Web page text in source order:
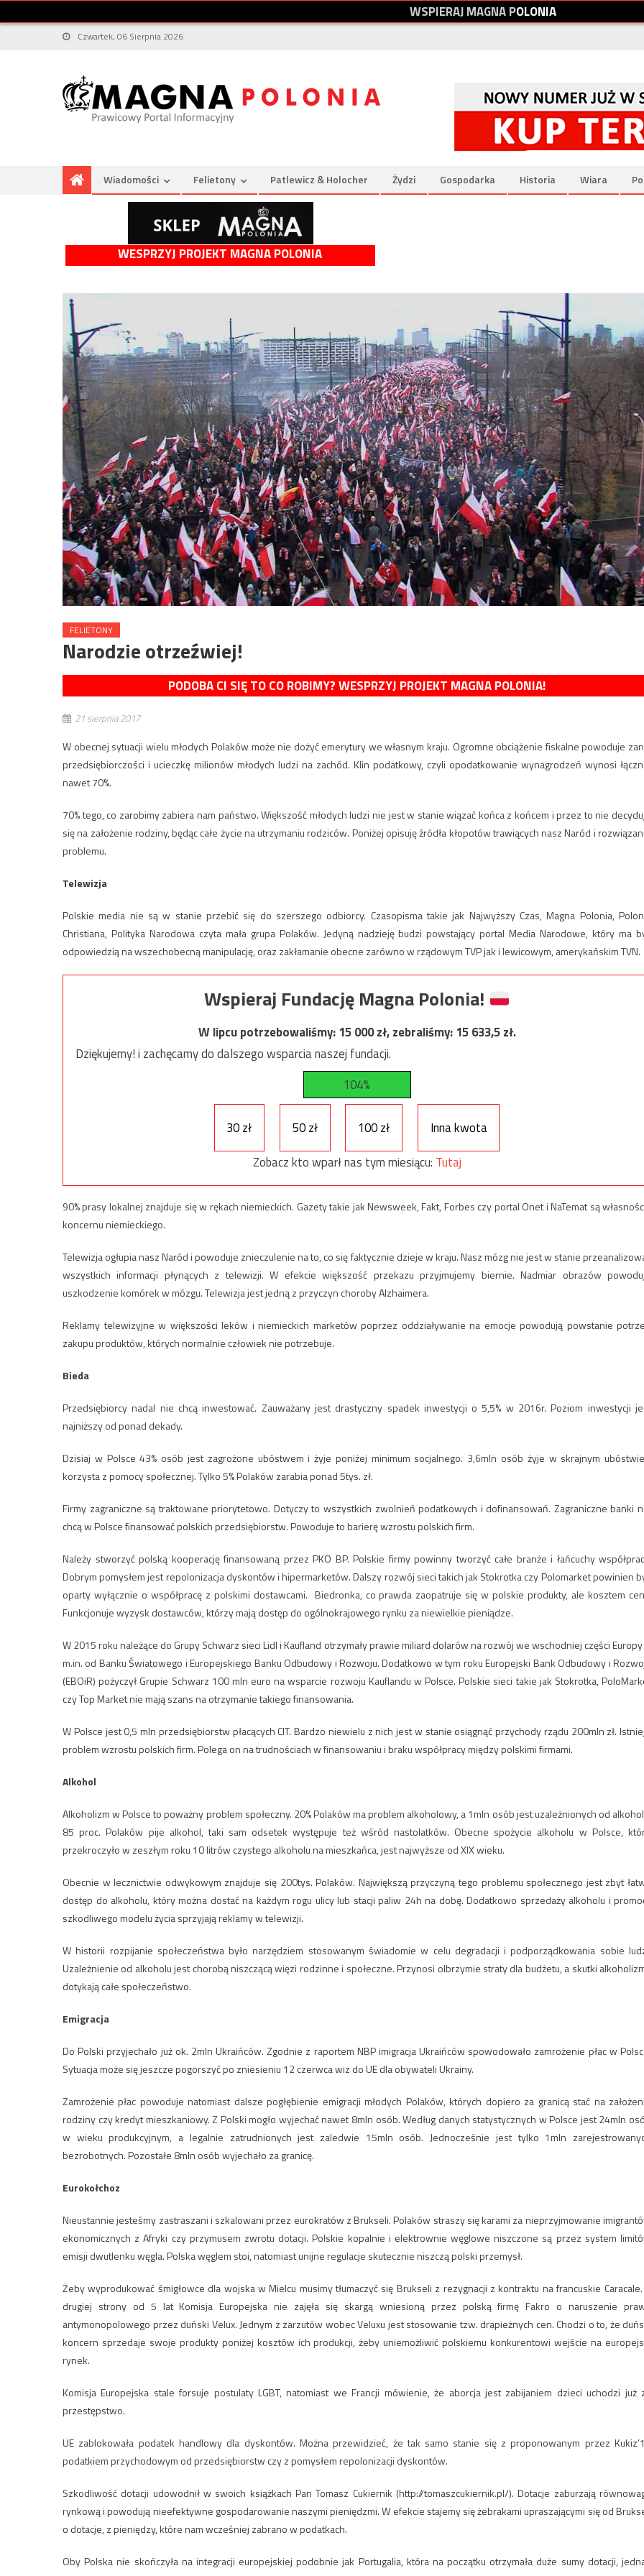
WSPIERAJMAGNAPOLONIA
Czwartek, 06 Sierpnia 2026
Wiadomości Felietony Patlewicz & Holocher Żydzi Gospodarka Historia Wiara
WESPRZYJ PROJEKT MAGNA POLONIA
FELIETONY
Narodzie otrzeźwiej!
PODOBA CI SIĘ TO CO ROBIMY? WESPRZYJ PROJEKT MAGNA POLONIA!
21 sierpnia 2017
W obecnej sytuacji wielu młodych Polaków może nie dożyć emerytury we własnym kraju. Ogromne obciążenie fiskalne powoduje
przedsiębiorczości i ucieczkę milionów młodych ludzi na zachód. Klin podatkowy, czyli opodatkowanie wynagrodzeń wynosi
nawet 70%.
70% tego, co zarobimy zabiera nam państwo. Większość młodych ludzi nie jest w stanie wiązać końca z końcem i przez to nie
się na założenie rodziny, będąc całe życie na utrzymaniu rodziców. Poniżej opisuję źródła kłopotów trawiących nasz Naród i
problemu.
Telewizja
Polskie media nie są w stanie przebić się do szerszego odbiorcy. Czasopisma takie jak Najwyższy Czas, Magna Polonia,
Christiana, Polityka Narodowa czyta mała grupa Polaków. Jedyną nadzieję budzi powstający portal Media Narodowe, który ma
odpowiedzią na wszechobecną manipulację, oraz zakłamanie obecne zarówno w rządowym TVP jak i lewicowym, amerykańskim TVN.
Wspieraj Fundację Magna Polonia!
W lipcu potrzebowaliśmy:15 000zł, zebraliśmy:15 633,5zł.
Dziękujemy! i zachęcamy do dalszego wsparcia naszej fundacji.
104%
30 zł 50 zł 100 zł
Inna kwota
Zobacz kto wparł nas tym miesiącu: Tutaj
90% prasy lokalnej znajduje się w rękach niemieckich. Gazety takie jak Newsweek, Fakt, Forbes czy portal Onet i NaTemat są
koncernu niemieckiego.
Telewizja ogłupia nasz Naród i powoduje znieczulenie na to, co się faktycznie dzieje w kraju. Nasz mózg nie jest w stanie
wszystkich informacji płynących z telewizji. W efekcie większość przekazu przyjmujemy biernie. Nadmiar obrazów
uszkodzenie komórek w mózgu. Telewizja jest jedną z przyczyn choroby Alzhaimera.
Reklamy telewizyjne w większości leków i niemieckich marketów poprzez oddziaływanie na emocje powodują powstanie
zakupu produktów, których normalnie człowiek nie potrzebuje.
Bieda
Przedsiębiorcy nadal nie chcą inwestować. Zauważany jest drastyczny spadek inwestycji o 5,5% w 2016r. Poziom inwestycji
najniższy od ponad dekady.
Dzisiaj w Polsce 43% osób jest zagrożone ubóstwem i żyje poniżej minimum socjalnego. 3,6mln osób żyje w skrajnym
korzysta z pomocy społecznej. Tylko 5% Polaków zarabia ponad 5tys. zł.
Firmy zagraniczne są traktowane priorytetowo. Dotyczy to wszystkich zwolnień podatkowych i dofinansowań. Zagraniczne banki
chcą w Polsce finansować polskich przedsiębiorstw. Powoduje to barierę wzrostu polskich firm.
Należy stworzyć polską kooperację finansowaną przez PKO BP. Polskie firmy powinny tworzyć całe branże i łańcuchy
Dobrym pomysłem jest repolonizacja dyskontów i hipermarketów. Dalszy rozwój sieci takich jak Stokrotka czy Polomarket powinien
oparty wyłącznie o współpracę z polskimi dostawcami. Biedronka, co prawda zaopatruje się w polskie produkty, ale kosztem
Funkcjonuje wyzysk dostawców, którzy mają dostęp do ogólnokrajowego rynku za niewielkie pieniądze.
W 2015 roku należące do Grupy Schwarz sieci Lidl i Kaufland otrzymały prawie miliard dolarów na rozwój we wschodniej części
m.in. od Banku Światowego i Europejskiego Banku Odbudowy i Rozwoju. Dodatkowo w tym roku Europejski Bank Odbudowy i
(EBOiR) pożyczył Grupie Schwarz 100 mln euro na wsparcie rozwoju Kauflandu w Polsce. Polskie sieci takie jak Stokrotka,
czy Top Market nie mają szans na otrzymanie takiego finansowania.
W Polsce jest 0,5 mln przedsiębiorstw płacących CIT. Bardzo niewielu z nich jest w stanie osiągnąć przychody rządu 200mln zł.
problem wzrostu polskich firm. Polega on na trudnościach w finansowaniu i braku współpracy między polskimi firmami.
Alkohol
Alkoholizm w Polsce to poważny problem społeczny. 20% Polaków ma problem alkoholowy, a 1mln osób jest uzależnionych od
85 proc. Polaków pije alkohol, taki sam odsetek występuje też wśród nastolatków. Obecne spożycie alkoholu w Polsce,
przekroczyło w zeszłym roku 10 litrów czystego alkoholu na mieszkańca, jest najwyższe od XIX wieku.
Obecnie w lecznictwie odwykowym znajduje się 200tys. Polaków. Największą przyczyną tego problemu społecznego jest zbyt
dostęp do alkoholu, który można dostać na każdym rogu ulicy lub stacji paliw 24h na dobę. Dodatkowo sprzedaży alkoholu i
szkodliwego modelu życia sprzyjają reklamy w telewizji.
W historii rozpijanie społeczeństwa było narzędziem stosowanym świadomie w celu degradacji i podporządkowania sobie
Uzależnienie od alkoholu jest chorobą niszczącą więzi rodzinne i społeczne. Przynosi olbrzymie straty dla budżetu, a skutki
dotykają całe społeczeństwo.
Emigracja
Do Polski przyjechało już ok. 2mln Ukraińców. Zgodnie z raportem NBP imigracja Ukraińców spowodowało zamrożenie płac w
Sytuacja może się jeszcze pogorszyć po zniesieniu 12 czerwca wiz do UE dla obywateli Ukrainy.
Zamrożenie płac powoduje natomiast dalsze pogłębienie emigracji młodych Polaków, których dopiero za granicą stać na
rodziny czy kredyt mieszkaniowy. Z Polski mogło wyjechać nawet 8mln osób. Według danych statystycznych w Polsce jest 24mln
w wieku produkcyjnym, a legalnie zatrudnionych jest zaledwie 15mln osób. Jednocześnie jest tylko 1mln
bezrobotnych. Pozostałe 8mln osób wyjechało za granicę.
Eurokołchoz
Nieustannie jesteśmy zastraszani i szkalowani przez eurokratów z Brukseli. Polaków straszy się karami za nieprzyjmowanie
ekonomicznych z Afryki czy przymusem zwrotu dotacji. Polskie kopalnie i elektrownie węglowe niszczone są przez system
emisji dwutlenku węgla. Polska węglem stoi, natomiast unijne regulacje skutecznie niszczą polski przemysł.
Żeby wyprodukować śmigłowce dla wojska w Mielcu musimy tłumaczyć się Brukseli z rezygnacji z kontraktu na francuskie
drugiej strony od 5 lat Komisja Europejska nie zajęła się skargą wniesioną przez polską firmę Fakro o naruszenie
antymonopolowego przez duński Velux. Jednym z zarzutów wobec Veluxu jest stosowanie tzw. drapieżnych cen. Chodzi o to, że
koncern sprzedaje swoje produkty poniżej kosztów ich produkcji, żeby uniemożliwić polskiemu konkurentowi wejście na
rynek.
Komisja Europejska stale forsuje postulaty LGBT, natomiast we Francji mówienie, że aborcja jest zabijaniem dzieci uchodzi już
przestępstwo.
UE zablokowała podatek handlowy dla dyskontów. Można przewidzieć, że tak samo stanie się z proponowanym przez
podatkiem przychodowym od przedsiębiorstw czy z pomysłem repolonizacji dyskontów.
Szkodliwość dotacji udowodnił w swoich książkach Pan Tomasz Cukiernik (http://tomaszcukiernik.pl/). Dotacje zaburzają
rynkową i powodują nieefektywne gospodarowanie naszymi pieniędzmi. W efekcie stajemy się żebrakami upraszającymi się od
o dotacje, z pieniędzy, które nam wcześniej zabrano w podatkach.
Oby Polska nie skończyła na integracji europejskiej podobnie jak Portugalia, która na początku otrzymała duże sumy dotacji,